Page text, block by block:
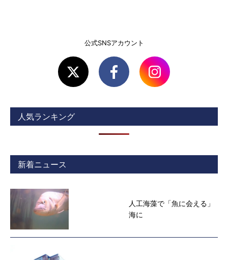
公式SNSアカウント
人気ランキング
新着ニュース
人工海藻で「魚に会える」
海に